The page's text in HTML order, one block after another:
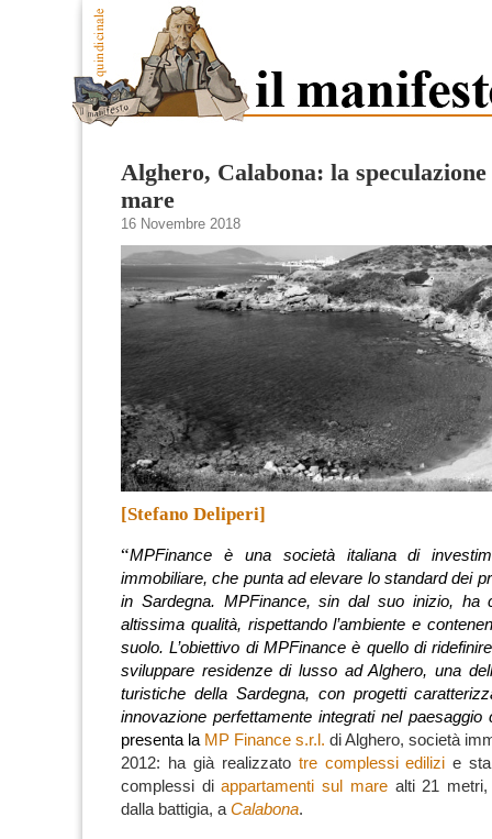
Alghero, Calabona: la
mare
16 Novembre 2018
[Stefano Deliperi]
“MPFinance è una società italiana di
immobiliare, che punta ad elevare lo standard dei
in Sardegna. MPFinance, sin dal suo inizio, ha
altissima qualità, rispettando l’ambiente e
suolo. L’obiettivo di MPFinance è quello di
sviluppare residenze di lusso ad Alghero, una
turistiche della Sardegna, con progetti
innovazione perfettamente integrati nel paesaggio
presenta la MP Finance s.r.l. di Alghero, società
2012: ha già realizzato tre complessi edilizi e
complessi diappartamenti sul marealti 21 metri,
dalla battigia, a Calabona.